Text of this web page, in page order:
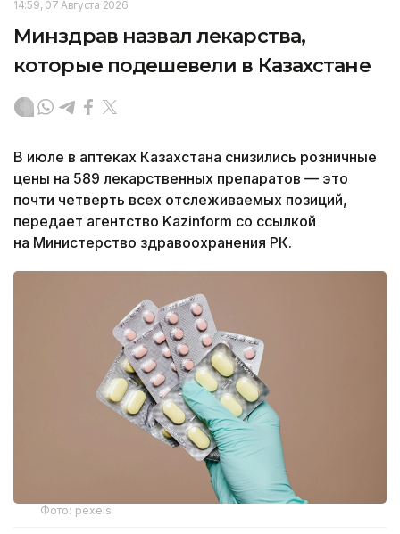
14:59, 07 Августа 2026
Минздрав назвал лекарства,
которые подешевели в Казахстане
В июле в аптеках Казахстана снизились розничные
цены на 589 лекарственных препаратов — это
почти четверть всех отслеживаемых позиций,
передает агентство Kazinform со ссылкой
на Министерство здравоохранения РК.
Фото: pexels